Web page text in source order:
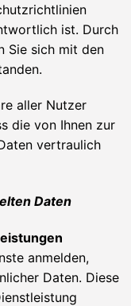
ist. Durch
Sie sich mit den
aller Nutzer
die von Ihnen zur
vertraulich
Daten
anmelden,
Daten. Diese